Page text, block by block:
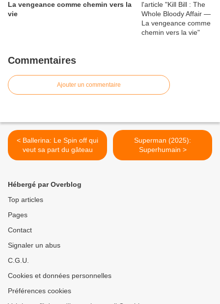
La vengeance comme chemin vers la
vie
Commentaires
Ajouter un commentaire
< Ballerina: Le Spin off qui
veut sa part du gâteau
Superman (2025):
Superhumain >
Hébergé par Overblog
Top articles
Pages
Contact
Signaler un abus
C.G.U.
Cookies et données personnelles
Préférences cookies